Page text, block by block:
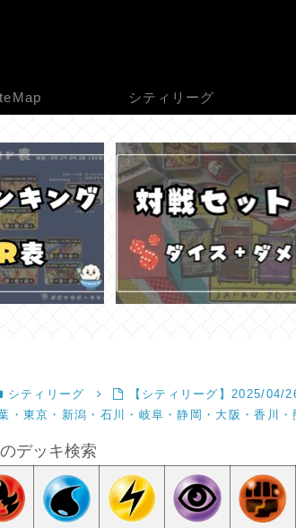
シティリーグ
シティリーグ
【シティリーグ】2025/04/
・東京・新潟・石川・岐阜・静岡・大阪・香川・
デッキ検索